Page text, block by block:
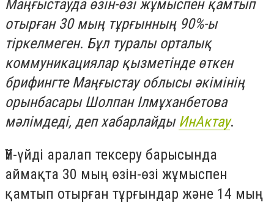
Маңғыстауда өзін-өзі жұмыспен қамтып
отырған 30 мың тұрғынның 90%-ы
тіркелмеген. Бұл туралы орталық
коммуникациялар қызметінде өткен
брифингте Маңғыстау облысы әкімінің
орынбасары Шолпан Ілмұханбетова
мәлімдеді, деп хабарлайды ИнАктау.
Үй-үйді аралап тексеру барысында
аймақта 30 мың өзін-өзі жұмыспен
қамтып отырған тұрғындар және 14 мың